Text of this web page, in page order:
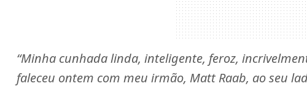
“Minha cunhada linda, inteligente, feroz,
faleceu ontem com meu irmão, Matt Raab, ao seu